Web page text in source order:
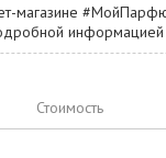
магазине
Стоимость